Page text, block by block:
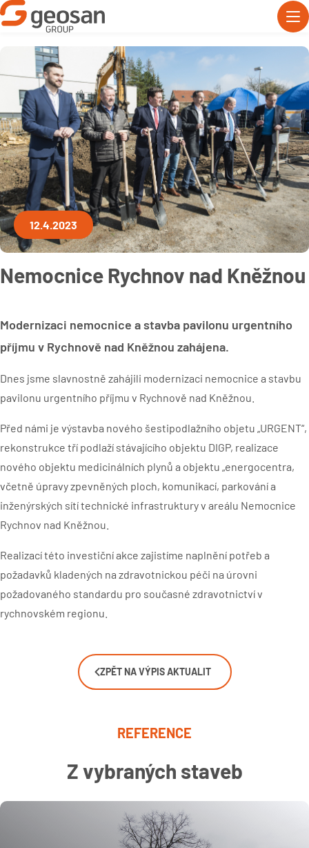
12.4.2023
Nemocnice Rychnov nad Kněžnou
Modernizaci nemocnice a stavba pavilonu urgentního
příjmu v Rychnově nad Kněžnou zahájena.
Dnes jsme slavnostně zahájili modernizaci nemocnice a stavbu
pavilonu urgentního příjmu v Rychnově nad Kněžnou.
Před námi je výstavba nového šestipodlažního objetu „URGENT“,
rekonstrukce tří podlaží stávajícího objektu DIGP, realizace
nového objektu medicinálních plynů a objektu „energocentra,
včetně úpravy zpevněných ploch, komunikací, parkování a
inženýrských sítí technické infrastruktury v areálu Nemocnice
Rychnov nad Kněžnou.
Realizací této investiční akce zajistíme naplnění potřeb a
požadavků kladených na zdravotnickou péči na úrovni
požadovaného standardu pro současné zdravotnictví v
rychnovském regionu.
ZPĚT NA VÝPIS AKTUALIT
REFERENCE
Z vybraných staveb